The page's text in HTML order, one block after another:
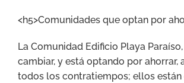
<h5>Comunidades que optan por
La Comunidad Edificio Playa
cambiar, y está optando por ahorrar,
todos los contratiempos; ellos están